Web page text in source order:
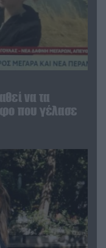
να τα
που γέλασε